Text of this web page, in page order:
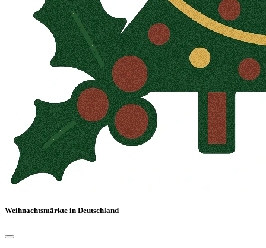
Weihnachtsmärkte in Deutschland